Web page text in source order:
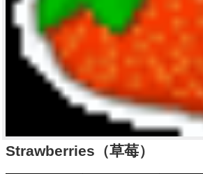
Strawberries（草莓）